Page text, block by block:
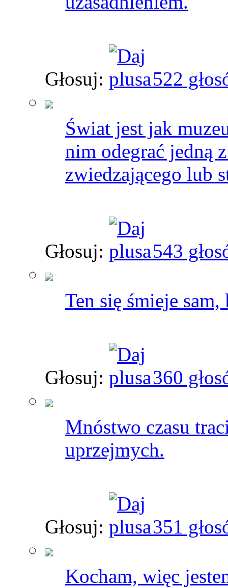
Głosuj: 522
Świat jest jak
nim odegrać jedną
zwiedzającego lub
Głosuj: 543
Ten się śmieje
Głosuj: 360
Mnóstwo czasu
uprzejmych.
Głosuj: 351
Kocham, więc